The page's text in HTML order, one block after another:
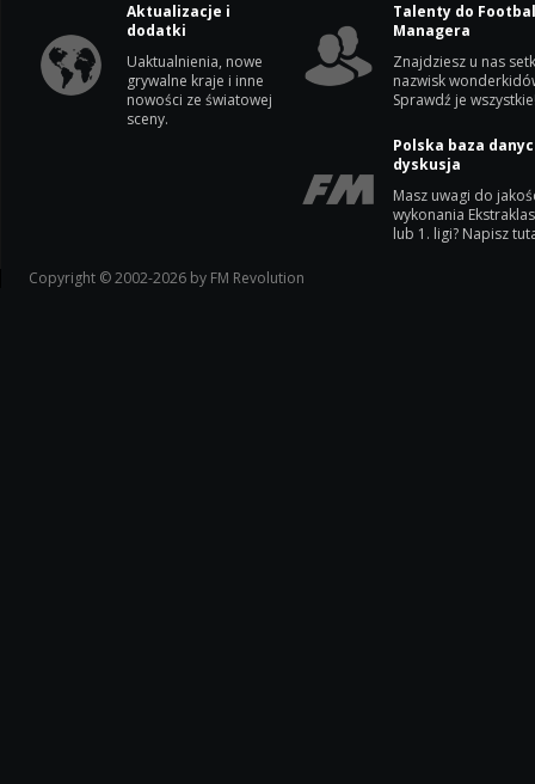
Aktualizacje i
dodatki
Uaktualnienia, nowe
grywalne kraje i inne
nowości ze światowej
sceny.
Talenty do
Managera
Znajdziesz u nas
nazwisk
Sprawdź je
Polska baza
dyskusja
Masz uwagi do
wykonania
lub 1. ligi? Napisz
Copyright © 2002-2026 by FM Revolution